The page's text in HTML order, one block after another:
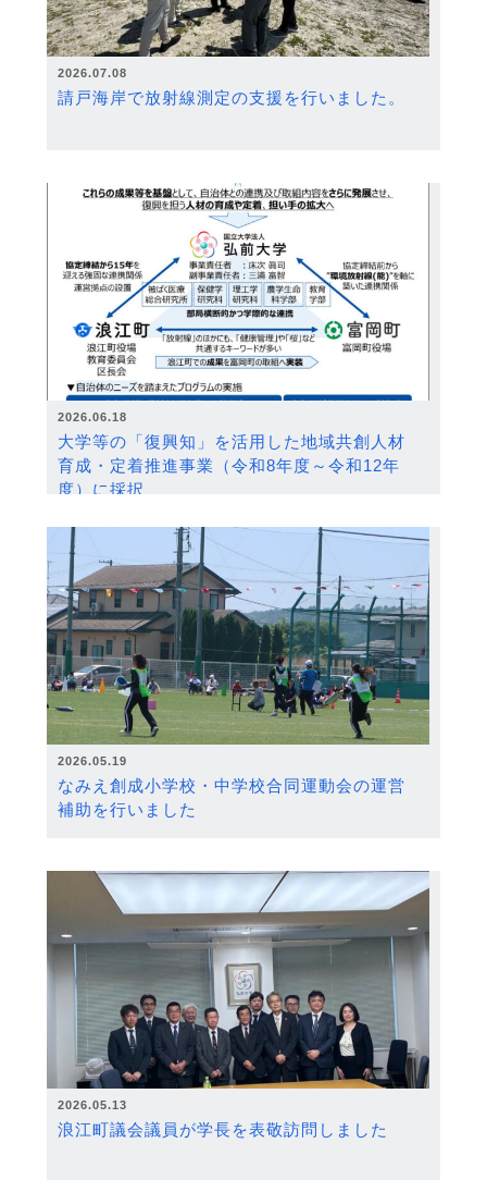
2026.07.08
請戸海岸で放射線測定の支援を行いました。
2026.06.18
大学等の「復興知」を活用した地域共創人材
育成・定着推進事業（令和8年度～令和12年
度）に採択
2026.05.19
なみえ創成小学校・中学校合同運動会の運営
補助を行いました
2026.05.13
浪江町議会議員が学長を表敬訪問しました